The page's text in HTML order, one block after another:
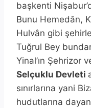
başkenti
Bunu Hemedân,
Hulvân gibi
Tuğrul Bey
Yinal’ın Şehrizor
Selçuklu Devleti
sınırlarına yani
hudutlarına